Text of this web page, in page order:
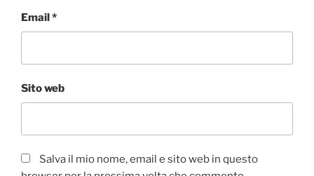
Email *
Sito web
Salva il mio nome, email e sito web in questo